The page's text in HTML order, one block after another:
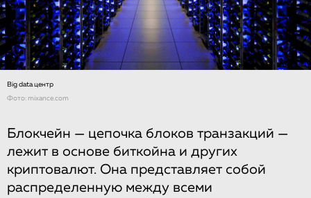
Big data центр
Фото: mixance.com
Блокчейн — цепочка блоков транзакций —
лежит в основе биткойна и других
криптовалют. Она представляет собой
распределенную между всеми